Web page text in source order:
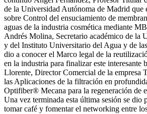
de la Universidad Autónoma de Madrid que
sobre Control del ensuciamiento de
aguas de la industria cosmética mediante
Andrés Molina, Secretario académico de la
y del Instituto Universitario del Agua y de
dio a conocer el Marco legal de la
en la industria para finalizar este interesante
Llorente, Director Comercial de la empresa
las Aplicaciones de la filtración en
Optifiber® Mecana para la regeneración de
Una vez terminada esta última sesión se dio
tomar café y fomentar el networking entre